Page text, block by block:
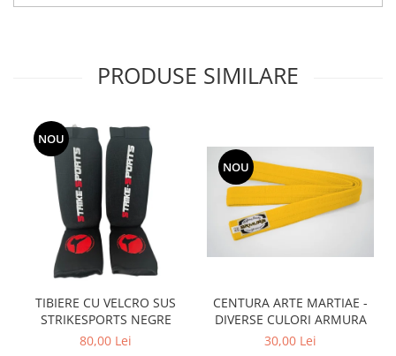
PRODUSE SIMILARE
NOU
TIBIERE CU VELCRO SUS
STRIKESPORTS NEGRE
80,00 Lei
NOU
CENTURA ARTE MARTIAE -
DIVERSE CULORI ARMURA
30,00 Lei